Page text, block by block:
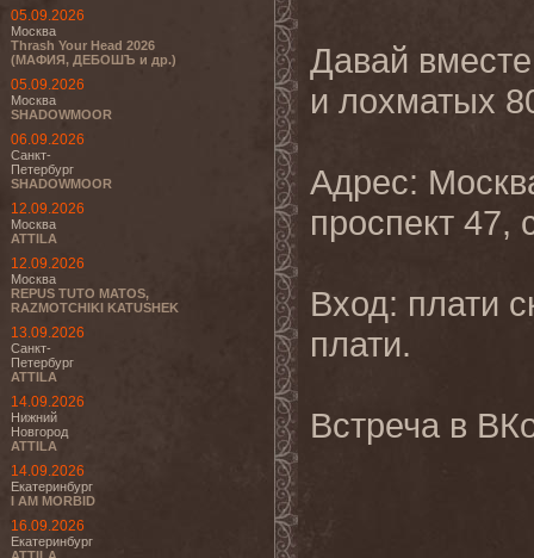
05.09.2026
Москва
Thrash Your Head 2026
(МАФИЯ, ДЕБОШЪ и др.)
05.09.2026
Москва
SHADOWMOOR
06.09.2026
Санкт-
Петербург
SHADOWMOOR
12.09.2026
Москва
ATTILA
12.09.2026
Москва
REPUS TUTO MATOS,
RAZMOTCHIKI KATUSHEK
13.09.2026
Санкт-
Петербург
ATTILA
14.09.2026
Нижний
Новгород
ATTILA
14.09.2026
Екатеринбург
I AM MORBID
16.09.2026
Екатеринбург
Давай
и лохматых
Адрес:
проспект 47,
Вход: плати
плати.
Встреча в